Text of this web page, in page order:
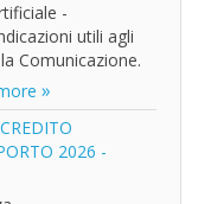
-
utili agli
Comunicazione.
2026 -